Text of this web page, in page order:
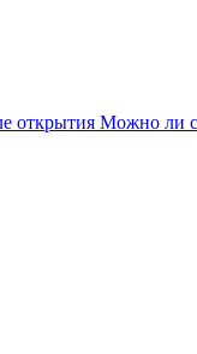
открытия Можно ли